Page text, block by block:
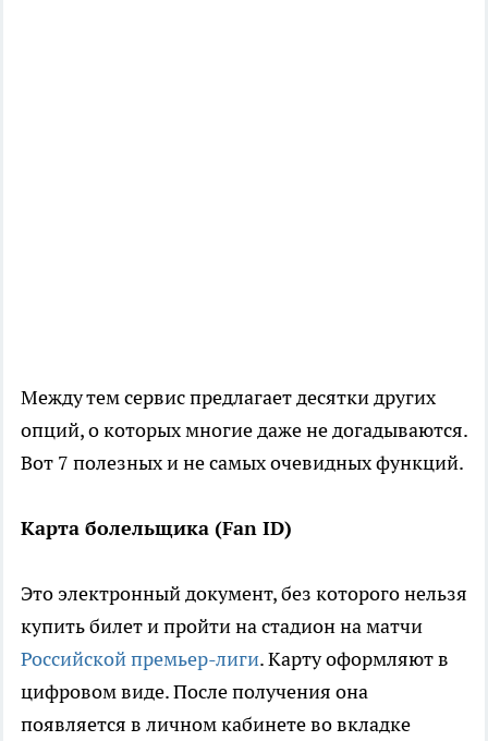
Между тем сервис предлагает десятки других
опций, о которых многие даже не догадываются.
Вот 7 полезных и не самых очевидных функций.
Карта болельщика (Fan ID)
Это электронный документ, без которого нельзя
купить билет и пройти на стадион на матчи
Российской премьер-лиги. Карту оформляют в
цифровом виде. После получения она
появляется в личном кабинете во вкладке